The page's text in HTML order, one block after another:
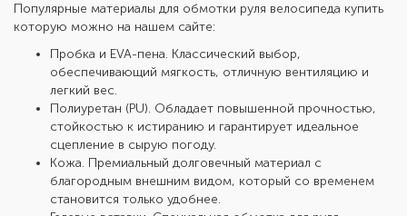
Популярные материалы для обмотки руля велосипеда купить
которую можно на нашем сайте:
Пробка и EVA-пена. Классический выбор,
обеспечивающий мягкость, отличную вентиляцию и
легкий вес.
Полиуретан (PU). Обладает повышенной прочностью,
стойкостью к истиранию и гарантирует идеальное
сцепление в сырую погоду.
Кожа. Премиальный долговечный материал с
благородным внешним видом, который со временем
становится только удобнее.